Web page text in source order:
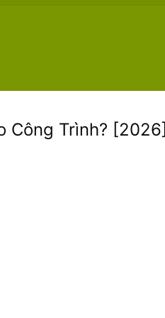
Công Trình? [2026]